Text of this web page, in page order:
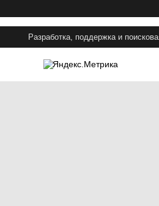
Разработка, поддержка и